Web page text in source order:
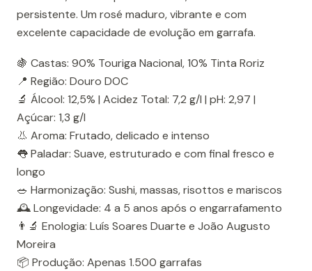
persistente. Um rosé maduro, vibrante e com
excelente capacidade de evolução em garrafa.
🍇 Castas: 90% Touriga Nacional, 10% Tinta Roriz
📍 Região: Douro DOC
🔬 Álcool: 12,5% | Acidez Total: 7,2 g/l | pH: 2,97 |
Açúcar: 1,3 g/l
👃 Aroma: Frutado, delicado e intenso
👅 Paladar: Suave, estruturado e com final fresco e
longo
🥗 Harmonização: Sushi, massas, risottos e mariscos
🕰️ Longevidade: 4 a 5 anos após o engarrafamento
👨‍🔬 Enologia: Luís Soares Duarte e João Augusto
Moreira
📦 Produção: Apenas 1.500 garrafas